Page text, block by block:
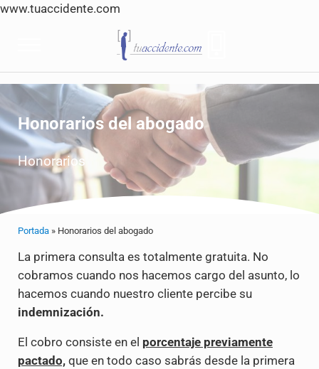
www.tuaccidente.com
Saltar al contenido principal
Skip to header right navigation
Tuaccidente
Tuaccidente Abogados indemnización
Honorarios del abogado
Honorarios
Portada» Honorarios del abogado
La primera consulta es totalmente gratuita. No
cobramos cuando nos hacemos cargo del asunto, lo
hacemos cuando nuestro cliente percibe su
indemnización.
El cobro consiste en el porcentaje previamente
pactado,que en todo caso sabrás desde la primera